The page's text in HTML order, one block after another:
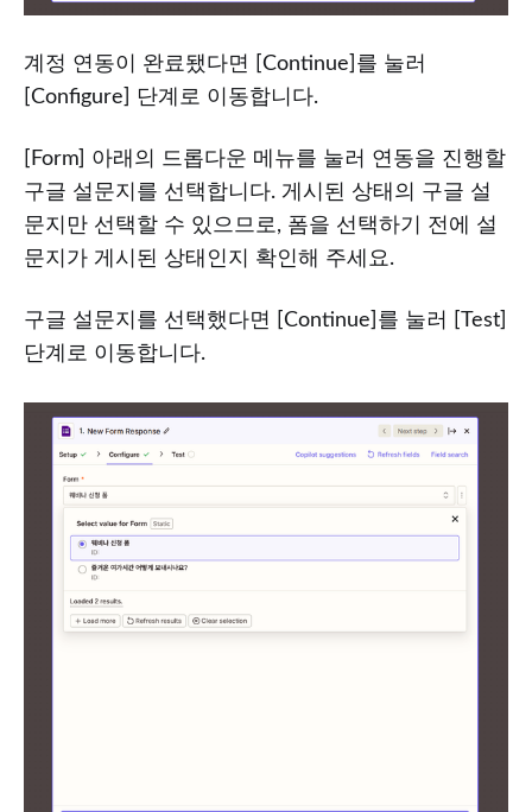
계정 연동이 완료됐다면 [Continue]를 눌러
[Configure] 단계로 이동합니다.
[Form] 아래의 드롭다운 메뉴를 눌러 연동을 진행할
구글 설문지를 선택합니다. 게시된 상태의 구글 설
문지만 선택할 수 있으므로, 폼을 선택하기 전에 설
문지가 게시된 상태인지 확인해 주세요.
구글 설문지를 선택했다면 [Continue]를 눌러 [Test]
단계로 이동합니다.